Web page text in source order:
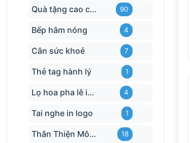
Quà tặng cao cấp 90
Bếp hâm nóng 4
Cân sức khoẻ 7
Thẻ tag hành lý 1
Lọ hoa pha lê in logo 4
Tai nghe in logo 1
Thân Thiện Môi trường 18